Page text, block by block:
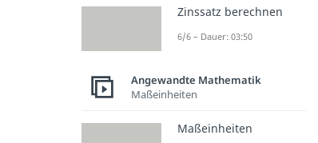
Zinssatz berechnen
6/6 – Dauer: 03:50
Angewandte Mathematik
Maßeinheiten
Maßeinheiten